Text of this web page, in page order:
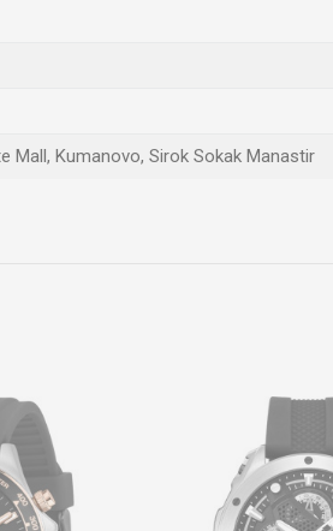
Mall, Kumanovo, Sirok Sokak Manastir